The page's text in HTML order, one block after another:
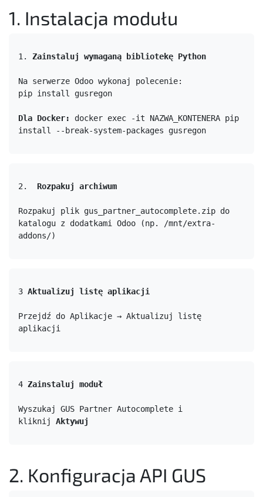
1. Instalacja modułu
1. Zainstaluj wymaganą bibliotekę Python
Na serwerze Odoo wykonaj polecenie:
pip install gusregon
Dla Docker:
docker exec -it NAZWA_KONTENERA pip
install --break-system-packages gusregon
2. Rozpakuj archiwum
Rozpakuj plik gus_partner_autocomplete.zip do
katalogu z dodatkami Odoo (np. /mnt/extra-
addons/)
3 Aktualizuj listę aplikacji
Przejdź do Aplikacje → Aktualizuj listę
aplikacji
4 Zainstaluj moduł
Wyszukaj GUS Partner Autocomplete i
kliknij Aktywuj
2. Konfiguracja API GUS